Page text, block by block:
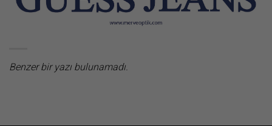
Benzer bir yazı bulunamadı.